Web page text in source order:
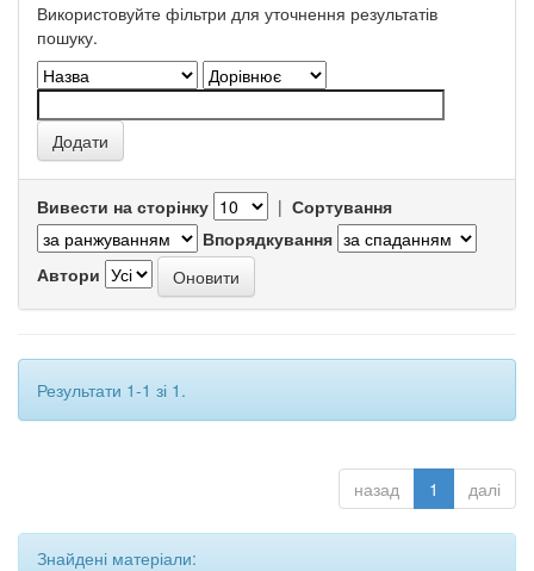
Використовуйте фільтри для уточнення результатів
пошуку.
Вивести на сторінку | Сортування
Впорядкування
Автори
Результати 1-1 зі 1.
назад 1 далі
Знайдені матеріали: